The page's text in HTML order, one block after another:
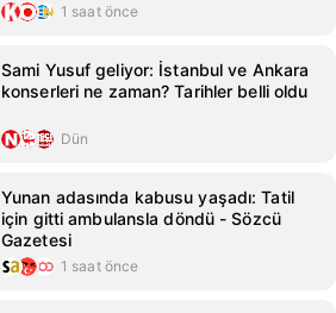
1 saat önce
Sami Yusuf geliyor: İstanbul ve Ankara
konserleri ne zaman? Tarihler belli oldu
Dün
Yunan adasında kabusu yaşadı: Tatil
için gitti ambulansla döndü - Sözcü
Gazetesi
1 saat önce